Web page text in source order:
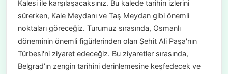
Kalesi ile karşılaşacaksınız. Bu kalede tarihin izlerini
sürerken, Kale Meydanı ve Taş Meydan gibi önemli
noktaları göreceğiz. Turumuz sırasında, Osmanlı
döneminin önemli figürlerinden olan Şehit Ali Paşa'nın
Türbesi'ni ziyaret edeceğiz. Bu ziyaretler sırasında,
Belgrad’ın zengin tarihini derinlemesine keşfedecek ve